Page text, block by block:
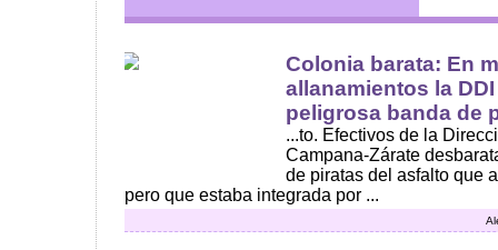
Colonia barata: En
allanamientos la
peligrosa banda de
...to. Efectivos de la
Campana-Zárate
de piratas del asfalto que
pero que estaba integrada por ...